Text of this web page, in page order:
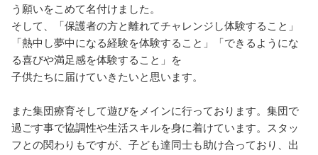
う願いをこめて名付けました。
そして、「保護者の方と離れてチャレンジし体験すること」
「熱中し夢中になる経験を体験すること」「できるようにな
る喜びや満足感を体験すること」を
子供たちに届けていきたいと思います。
また集団療育そして遊びをメインに行っております。集団で
過ごす事で協調性や生活スキルを身に着けています。スタッ
フとの関わりもですが、子ども達同士も助け合っており、出